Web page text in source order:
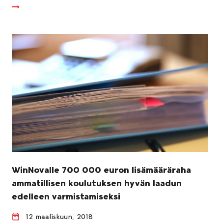
WinNovalle 700 000 euron lisämääräraha
ammatillisen koulutuksen hyvän laadun
edelleen varmistamiseksi
12 maaliskuun, 2018